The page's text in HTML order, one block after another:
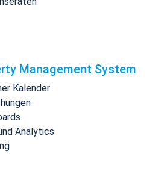
Management System
Kalender
Analytics